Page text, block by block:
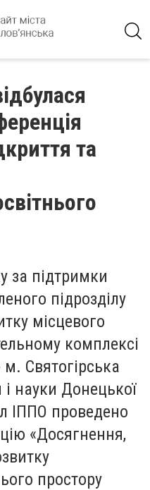
та
за підтримки
підрозділу
місцевого
комплексі
Святогірська
науки Донецької
ІППО проведено
«Досягнення,
простору